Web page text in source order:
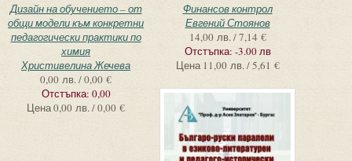
Дизайн на обучението – от
общи модели към конкретни
педагогически практики по
химия
Христивелина Жечева
0,00 лв. / 0,00 €
Отстъпка: 0,00
Цена0,00 лв. / 0,00 €
Финансов контрол
Евгений Стоянов
14,00 лв. / 7,14 €
Отстъпка: -3.00 лв
Цена 11,00 лв. / 5,61 €